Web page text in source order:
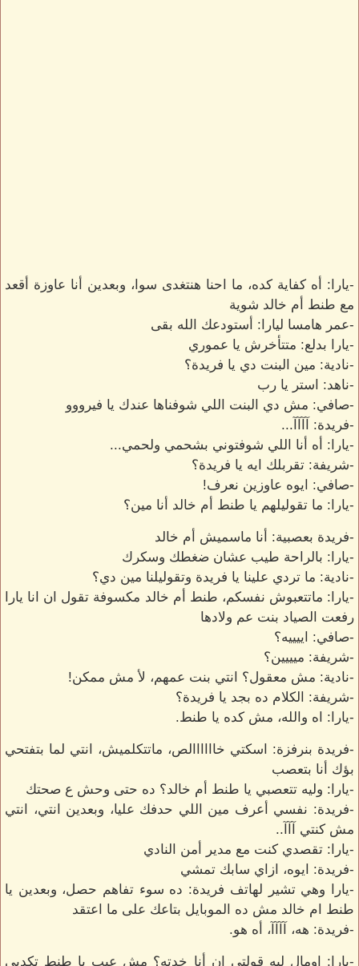
-يارا: أه كفاية كده، ما احنا هنتغدى سوا، وبعدين أنا عاوزة أقعد
مع طنط أم خالد شوية
-عمر هامسا ليارا: أستودعك الله بقى
-يارا بدلع: متتأخرش يا عموري
-نادية: مين البنت دي يا فريدة؟
-ناهد: استر يا رب
-صافي: مش دي البنت اللي شوفناها عندك يا فيرووو
-فريدة: آآآآ...
-يارا: أه أنا اللي شوفتوني بشحمي ولحمي...
-شريفة: تقربلك ايه يا فريدة؟
-صافي: ايوه عاوزين نعرف!
-يارا: ما تقوليلهم يا طنط أم خالد أنا مين؟
-فريدة بعصبية: أنا ماسميش أم خالد
-يارا: بالراحة طيب عشان ضغطك وسكرك
-نادية: ما تردي علينا يا فريدة وتقوليلنا مين دي؟
-يارا: ماتتعبوش نفسكم، طنط أم خالد مكسوفة تقول ان انا يارا
رفعت الصياد بنت عم ولادها
-صافي: اييييه؟
-شريفة: ميييين؟
-نادية: مش معقول؟ انتي بنت عمهم، لأ مش ممكن!
-شريفة: الكلام ده بجد يا فريدة؟
-يارا: اه والله، مش كده يا طنط.
-فريدة بنرفزة: اسكتي خاااااالص، ماتتكلميش، انتي لما بتفتحي
بؤك أنا بتعصب
-يارا: وليه تتعصبي يا طنط أم خالد؟ ده حتى وحش ع صحتك
-فريدة: نفسي أعرف مين اللي حدفك عليا، وبعدين انتي، انتي
مش كنتي آآآ..
-يارا: تقصدي كنت مع مدير أمن النادي
-فريدة: ايوه، ازاي سابك تمشي
-يارا وهي تشير لهاتف فريدة: ده سوء تفاهم حصل، وبعدين يا
طنط ام خالد مش ده الموبايل بتاعك على ما اعتقد
-فريدة: هه، آآآآ، أه هو.
-يارا: اومال ليه قولتي ان أنا خدته؟ مش عيب يا طنط تكدبي